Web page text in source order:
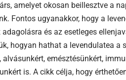
amelyet okosan beillesztve a
Fontos ugyanakkor, hogy a
és az esetleges
hogyan hathat a levendulatea a
emésztésünkért,
is. A cikk célja, hogy